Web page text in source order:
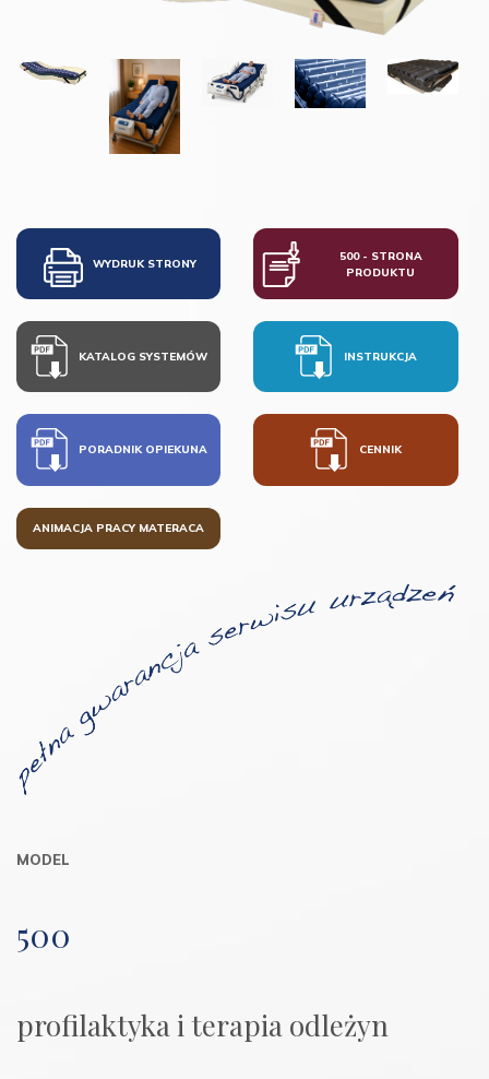
WYDRUK STRONY
500 - STRONA
PRODUKTU
KATALOG SYSTEMÓW INSTRUKCJA
PORADNIK OPIEKUNA CENNIK
ANIMACJA PRACY MATERACA
MODEL
500
profilaktyka i terapia odleżyn